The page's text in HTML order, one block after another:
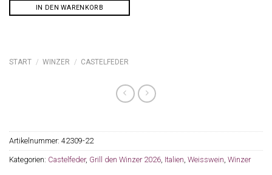
IN DEN WARENKORB
START / WINZER / CASTELFEDER
Artikelnummer: 42309-22
Kategorien: Castelfeder, Grill den Winzer 2026 Italien Weisswein Winzer